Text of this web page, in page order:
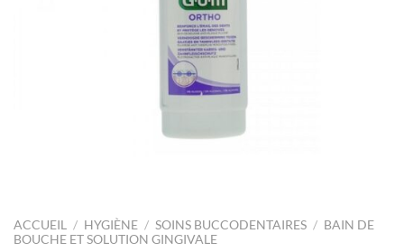
ACCUEIL / HYGIÈNE / SOINS BUCCODENTAIRES / BAIN DE
BOUCHE ET SOLUTION GINGIVALE